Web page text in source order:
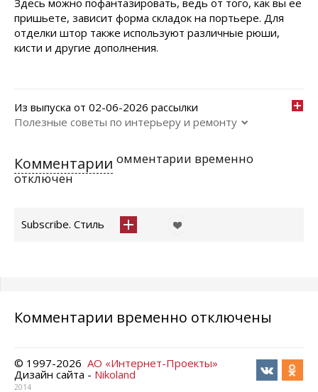
Здесь можно пофантазировать, ведь от того, как вы ее
пришьете, зависит форма складок на портьере. Для
отделки штор также используют различные рюши,
кисти и другие дополнения.
Из выпуска от 02-06-2026 рассылки
Полезные советы по интерьеру и ремонту
Комментарии омментарии временно
отключен
Subscribe. Стиль
Комментарии временно отключены
© 1997-2026 АО «Интернет-Проекты»
Дизайн сайта - Nikoland
2014